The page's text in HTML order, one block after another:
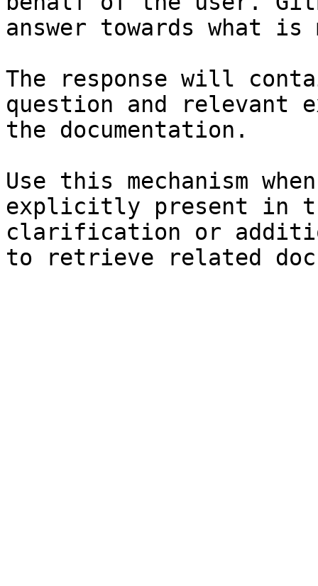
answer towards what
The response will
question and relevant
the documentation.
Use this mechanism
explicitly present in
clarification or